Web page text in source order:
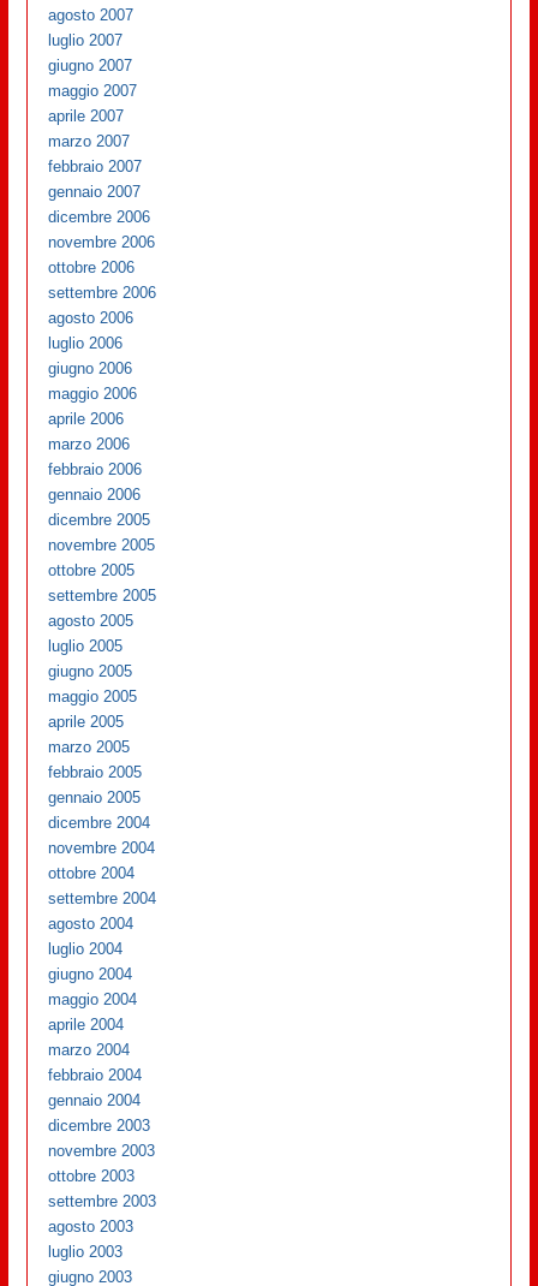
agosto 2007
luglio 2007
giugno 2007
maggio 2007
aprile 2007
marzo 2007
febbraio 2007
gennaio 2007
dicembre 2006
novembre 2006
ottobre 2006
settembre 2006
agosto 2006
luglio 2006
giugno 2006
maggio 2006
aprile 2006
marzo 2006
febbraio 2006
gennaio 2006
dicembre 2005
novembre 2005
ottobre 2005
settembre 2005
agosto 2005
luglio 2005
giugno 2005
maggio 2005
aprile 2005
marzo 2005
febbraio 2005
gennaio 2005
dicembre 2004
novembre 2004
ottobre 2004
settembre 2004
agosto 2004
luglio 2004
giugno 2004
maggio 2004
aprile 2004
marzo 2004
febbraio 2004
gennaio 2004
dicembre 2003
novembre 2003
ottobre 2003
settembre 2003
agosto 2003
luglio 2003
giugno 2003